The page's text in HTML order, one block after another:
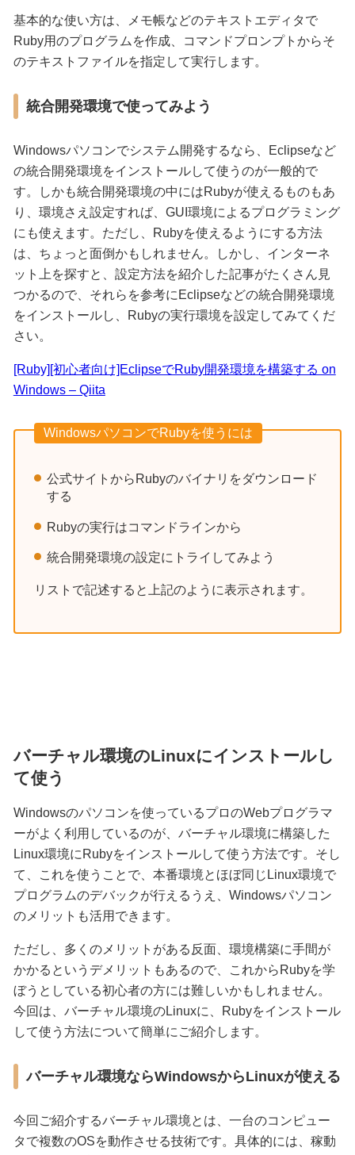
基本的な使い方は、メモ帳などのテキストエディタで
Ruby用のプログラムを作成、コマンドプロンプトからそ
のテキストファイルを指定して実行します。
統合開発環境で使ってみよう
Windowsパソコンでシステム開発するなら、Eclipseなど
の統合開発環境をインストールして使うのが一般的で
す。しかも統合開発環境の中にはRubyが使えるものもあ
り、環境さえ設定すれば、GUI環境によるプログラミング
にも使えます。ただし、Rubyを使えるようにする方法
は、ちょっと面倒かもしれません。しかし、インターネ
ット上を探すと、設定方法を紹介した記事がたくさん見
つかるので、それらを参考にEclipseなどの統合開発環境
をインストールし、Rubyの実行環境を設定してみてくだ
さい。
[Ruby][初心者向け]EclipseでRuby開発環境を構築する on
Windows – Qiita
WindowsパソコンでRubyを使うには
公式サイトからRubyのバイナリをダウンロード
する
Rubyの実行はコマンドラインから
統合開発環境の設定にトライしてみよう
リストで記述すると上記のように表示されます。
バーチャル環境のLinuxにインストールし
て使う
Windowsのパソコンを使っているプロのWebプログラマ
ーがよく利用しているのが、バーチャル環境に構築した
Linux環境にRubyをインストールして使う方法です。そし
て、これを使うことで、本番環境とほぼ同じLinux環境で
プログラムのデバックが行えるうえ、Windowsパソコン
のメリットも活用できます。
ただし、多くのメリットがある反面、環境構築に手間が
かかるというデメリットもあるので、これからRubyを学
ぼうとしている初心者の方には難しいかもしれません。
今回は、バーチャル環境のLinuxに、Rubyをインストール
して使う方法について簡単にご紹介します。
バーチャル環境ならWindowsからLinuxが使える
今回ご紹介するバーチャル環境とは、一台のコンピュー
タで複数のOSを動作させる技術です。具体的には、稼動